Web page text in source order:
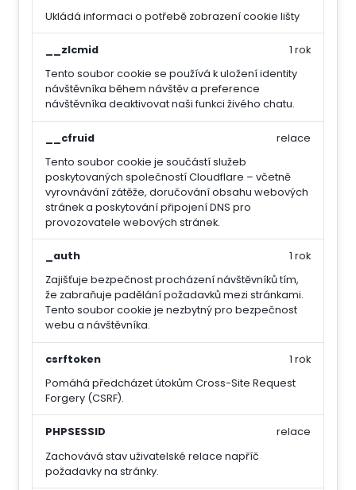
Ukládá informaci o potřebě zobrazení cookie lišty
__zlcmid
Tento soubor cookie se používá k uložení identity
návštěvníka během návštěv a preference
návštěvníka deaktivovat naši funkci živého chatu.
1 rok
__cfruid
Tento soubor cookie je součástí služeb
poskytovaných společností Cloudflare – včetně
vyrovnávání zátěže, doručování obsahu webových
stránek a poskytování připojení DNS pro
provozovatele webových stránek.
relace
_auth
Zajišťuje bezpečnost procházení návštěvníků tím,
že zabraňuje padělání požadavků mezi stránkami.
Tento soubor cookie je nezbytný pro bezpečnost
webu a návštěvníka.
1 rok
csrftoken
Pomáhá předcházet útokům Cross-Site Request
Forgery (CSRF).
1 rok
PHPSESSID
Zachovává stav uživatelské relace napříč
požadavky na stránky.
relace